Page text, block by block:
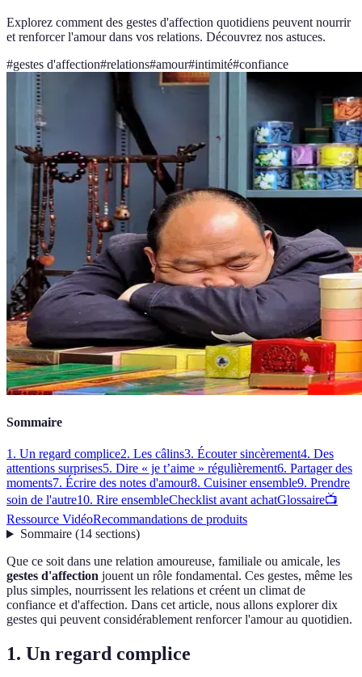
Explorez comment des gestes d'affection quotidiens peuvent nourrir
et renforcer l'amour dans vos relations. Découvrez nos astuces.
#gestes d'affection#relations#amour#intimité#confiance
Sommaire
1. Un regard complice2. Les câlins3. Écouter sincèrement4. Des
attentions surprises5. Dire « je t’aime » régulièrement6. Partager des
moments7. Écrire des notes d'amour8. Cuisiner ensemble9. Prendre
soin de l'autre10. Rire ensembleChecklist avant achatGlossaire📺
Ressource VidéoRecommandations de produits
Sommaire(14 sections)
Que ce soit dans une relation amoureuse, familiale ou amicale, les
gestes d'affection jouent un rôle fondamental. Ces gestes, même les
plus simples, nourrissent les relations et créent un climat de
confiance et d'affection. Dans cet article, nous allons explorer dix
gestes qui peuvent considérablement renforcer l'amour au quotidien.
1. Un regard complice